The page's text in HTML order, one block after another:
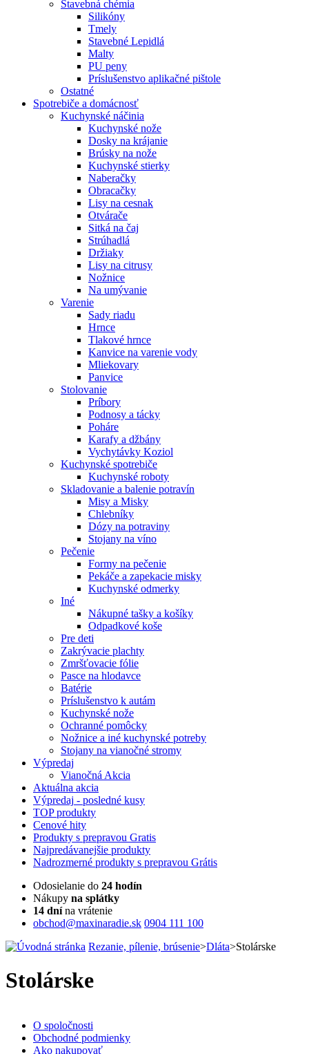
Stavebná chémia
Silikóny
Tmely
Stavebné Lepidlá
Malty
PU peny
Príslušenstvo aplikačné pištole
Ostatné
Spotrebiče a domácnosť
Kuchynské náčinia
Kuchynské nože
Dosky na krájanie
Brúsky na nože
Kuchynské stierky
Naberačky
Obracačky
Lisy na cesnak
Otvárače
Sitká na čaj
Strúhadlá
Držiaky
Lisy na citrusy
Nožnice
Na umývanie
Varenie
Sady riadu
Hrnce
Tlakové hrnce
Kanvice na varenie vody
Mliekovary
Panvice
Stolovanie
Príbory
Podnosy a tácky
Poháre
Karafy a džbány
Vychytávky Koziol
Kuchynské spotrebiče
Kuchynské roboty
Skladovanie a balenie potravín
Misy a Misky
Chlebníky
Dózy na potraviny
Stojany na víno
Pečenie
Formy na pečenie
Pekáče a zapekacie misky
Kuchynské odmerky
Iné
Nákupné tašky a košíky
Odpadkové koše
Pre deti
Zakrývacie plachty
Zmršťovacie fólie
Pasce na hlodavce
Batérie
Príslušenstvo k autám
Kuchynské nože
Ochranné pomôcky
Nožnice a iné kuchynské potreby
Stojany na vianočné stromy
Výpredaj
Vianočná Akcia
Aktuálna akcia
Výpredaj - posledné kusy
TOPprodukty
Cenové hity
Produkty s prepravou Gratis
Najpredávanejšie produkty
Nadrozmerné produkty s prepravou Grátis
Odosielanie do 24 hodín
Nákupy na splátky
14 dnína vrátenie
obchod@maxinaradie.sk 0904 111 100
Rezanie, pílenie, brúsenie>Dláta>Stolárske
Stolárske
O spoločnosti
Obchodné podmienky
Ako nakupovať